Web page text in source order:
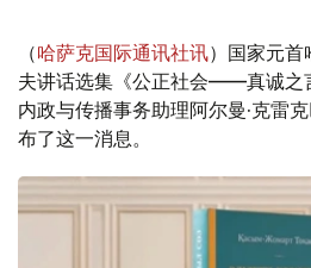
（哈萨克国际通讯社讯）国家元首
夫讲话选集《公正社会——真诚之
内政与传播事务助理阿尔曼·克雷
布了这一消息。